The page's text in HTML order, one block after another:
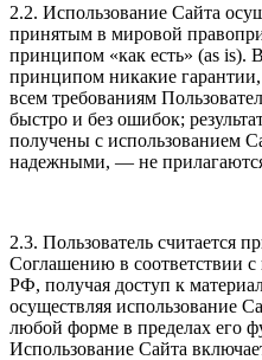
2.2. Использование Сайта
принятым в мировой
принципом «как есть» (as is).
принципом никакие гарантии,
всем требованиям
быстро и без ошибок;
получены с использованием
надежными, — не
2.3. Пользователь считается
Соглашению в соответствии
РФ, получая доступ к
осуществляя использование
любой форме в пределах его
Использование Сайта